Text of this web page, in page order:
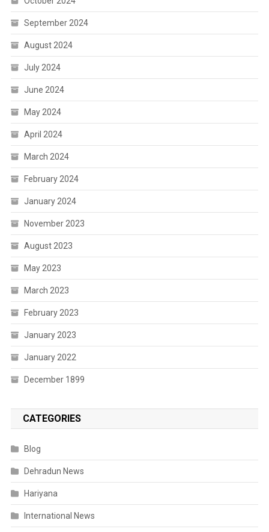
September 2024
August 2024
July 2024
June 2024
May 2024
April 2024
March 2024
February 2024
January 2024
November 2023
August 2023
May 2023
March 2023
February 2023
January 2023
January 2022
December 1899
CATEGORIES
Blog
Dehradun News
Hariyana
International News